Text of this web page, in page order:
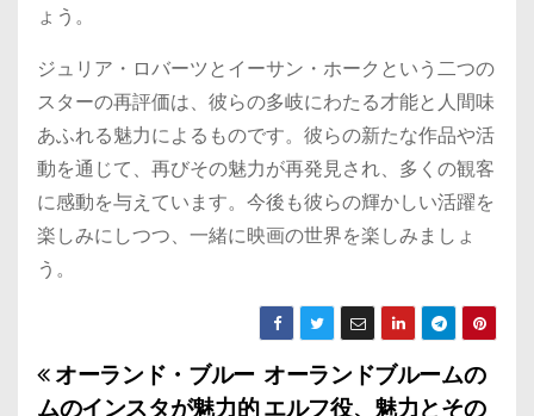
ょう。
ジュリア・ロバーツとイーサン・ホークという二つの
スターの再評価は、彼らの多岐にわたる才能と人間味
あふれる魅力によるものです。彼らの新たな作品や活
動を通じて、再びその魅力が再発見され、多くの観客
に感動を与えています。今後も彼らの輝かしい活躍を
楽しみにしつつ、一緒に映画の世界を楽しみましょ
う。
投
オーランドブルームの
エルフ役、魅力とその
オーランド・ブルー
ムのインスタが魅力的